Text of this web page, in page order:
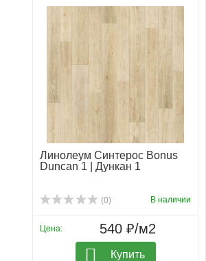
Линолеум Синтерос Bonus
Duncan 1 | Дункан 1
(0) В наличии
Цена: 540 ₽/м2
Купить